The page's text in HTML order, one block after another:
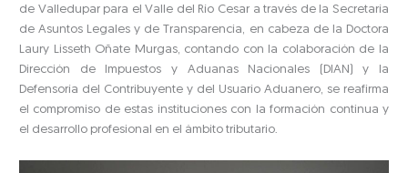
de Valledupar para el Valle del Río Cesar a través de la Secretaría
de Asuntos Legales y de Transparencia, en cabeza de la Doctora
Laury Lisseth Oñate Murgas, contando con la colaboración de la
Dirección de Impuestos y Aduanas Nacionales (DIAN) y la
Defensoría del Contribuyente y del Usuario Aduanero, se reafirma
el compromiso de estas instituciones con la formación continua y
el desarrollo profesional en el ámbito tributario.